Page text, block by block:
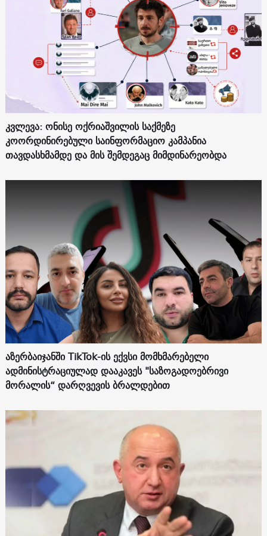
კვლევა: ონისე ოქრიაშვილის საქმეზე
კოორდინირებული საინფორმაციო კამპანია
თავდასხმამდე და მის შემდეგაც მიმდინარეობდა
აზერბაიჯანში TikTok-ის ექვსი მომხმარებელი
ადმინისტრაციულად დააკავეს "საზოგადოებრივი
მორალის“ დარღვევის ბრალდებით